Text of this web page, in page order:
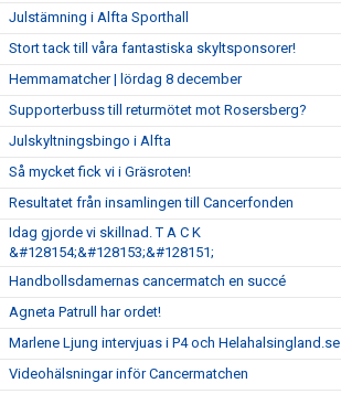
Julstämning i Alfta Sporthall
Stort tack till våra fantastiska skyltsponsorer!
Hemmamatcher | lördag 8 december
Supporterbuss till returmötet mot Rosersberg?
Julskyltningsbingo i Alfta
Så mycket fick vi i Gräsroten!
Resultatet från insamlingen till Cancerfonden
Idag gjorde vi skillnad. T A C K
&#128154;&#128153;&#128151;
Handbollsdamernas cancermatch en succé
Agneta Patrull har ordet!
Marlene Ljung intervjuas i P4 och Helahalsingland.se
Videohälsningar inför Cancermatchen